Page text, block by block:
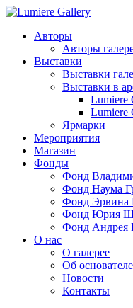
Авторы
Авторы
Выставки
Выставки
Выставки в
Lumiere
Lumiere
Ярмарки
Мероприятия
Магазин
Фонды
Фонд
Фонд Наума
Фонд Эрвина
Фонд Юрия
Фонд Андрея
О нас
О галерее
Об основателе
Новости
Контакты